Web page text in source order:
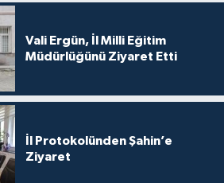
Vali Ergün, İl Milli Eğitim
Müdürlüğünü Ziyaret Etti
İl Protokolünden Şahin’e
Ziyaret